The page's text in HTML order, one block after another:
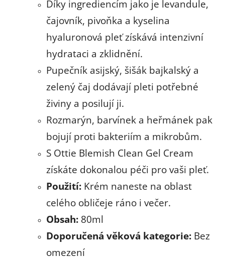
Díky ingrediencím jako je levandule,
čajovník, pivoňka a kyselina
hyaluronová pleť získává intenzivní
hydrataci a zklidnění.
Pupečník asijský, šišák bajkalský a
zelený čaj dodávají pleti potřebné
živiny a posilují ji.
Rozmarýn, barvínek a heřmánek pak
bojují proti bakteriím a mikrobům.
S Ottie Blemish Clean Gel Cream
získáte dokonalou péči pro vaši pleť.
Použití: Krém naneste na oblast
celého obličeje ráno i večer.
Obsah: 80ml
Doporučená věková kategorie: Bez
omezení